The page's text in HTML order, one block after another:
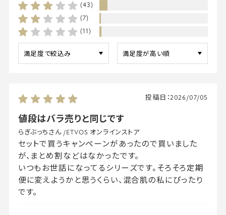
(43)
(7)
(11)
値段はバラ売りと同じです
投稿日：2026/07/05
らぎぶっちさん /ETVOS オンラインストア
セットで買うキャンペーンがあったので買いました
が、まとめ割などはなかったです。
いつもお世話になってるシリーズです。そろそろ定期
便に変えようかと思うくらい、混合肌の私にぴったり
です。